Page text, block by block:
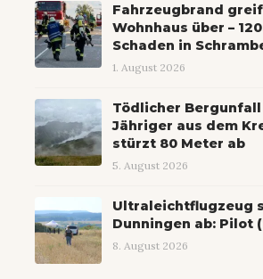
Fahrzeugbrand
Wohnhaus über –
Schaden in
1. August 2026
Tödlicher Bergunfall
Jähriger aus dem
stürzt 80 Meter ab
5. August 2026
Ultraleichtflugzeug
Dunningen ab: Pilot
8. August 2026